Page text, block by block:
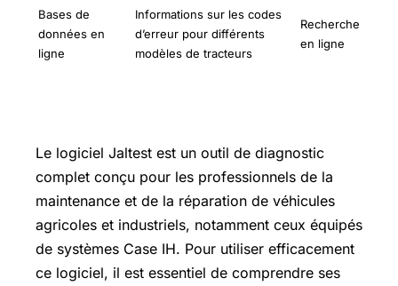
Bases de
données en
ligne
Informations sur les codes
d’erreur pour différents
modèles de tracteurs
Recherche
en ligne
Le logiciel Jaltest est un outil de diagnostic
complet conçu pour les professionnels de la
maintenance et de la réparation de véhicules
agricoles et industriels, notamment ceux équipés
de systèmes Case IH. Pour utiliser efficacement
ce logiciel, il est essentiel de comprendre ses